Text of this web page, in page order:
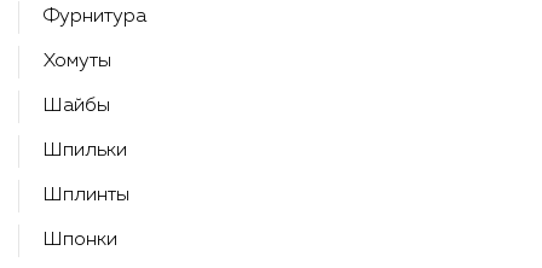
Фурнитура
Хомуты
Шайбы
Шпильки
Шплинты
Шпонки